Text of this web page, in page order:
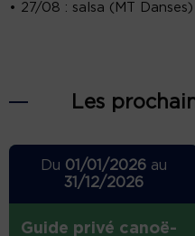
• 27/08 : salsa (MT Danses)
Les
Du 01/01/2026au
31/12/2026
Guide privé canoë-